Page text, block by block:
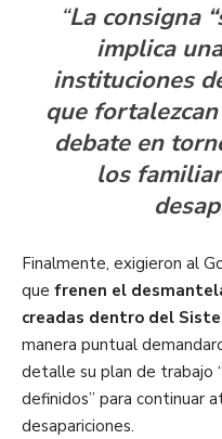
“La consigna
implica
instituciones
que
debate en
los
Finalmente, exigieron al
que frenen el
creadas dentro del
manera puntual
detalle su plan de trabajo
definidos” para continuar
desapariciones.